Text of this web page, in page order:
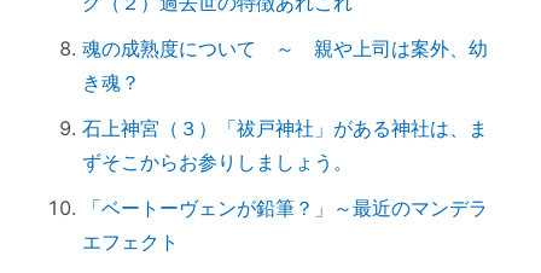
通点
スマホのない暮らし
引き寄せ難民のあなたへ｜その前にやるべ
きこととは？
前世を教えてもらったら｜書き換えなきゃ
損！
魂の成熟度について ～ 親や上司は案外、幼
き魂？
石上神宮（３）「祓戸神社」がある神社は、ま
ずそこからお参りしましょう。
「ベートーヴェンが鉛筆？」～最近のマンデラ
エフェクト